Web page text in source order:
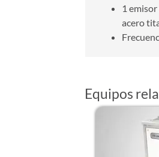
1
acero
Equipos